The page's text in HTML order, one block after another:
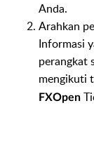
Anda.
Arahkan
Informasi
perangkat
mengikuti
FXOpen